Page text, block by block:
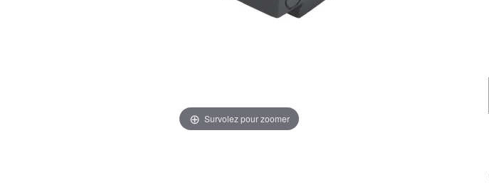
Survolez pour zoomer